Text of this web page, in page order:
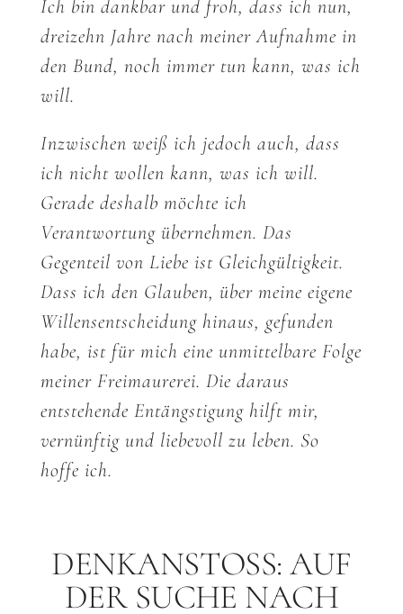
Ich bin dankbar und froh, dass ich nun,
dreizehn Jahre nach meiner Aufnahme in
den Bund, noch immer tun kann, was ich
will.
Inzwischen weiß ich jedoch auch, dass
ich nicht wollen kann, was ich will.
Gerade deshalb möchte ich
Verantwortung übernehmen. Das
Gegenteil von Liebe ist Gleichgültigkeit.
Dass ich den Glauben, über meine eigene
Willensentscheidung hinaus, gefunden
habe, ist für mich eine unmittelbare Folge
meiner Freimaurerei. Die daraus
entstehende Entängstigung hilft mir,
vernünftig und liebevoll zu leben. So
hoffe ich.
DENKANSTOSS: AUF D
ER SUCHE NACH D